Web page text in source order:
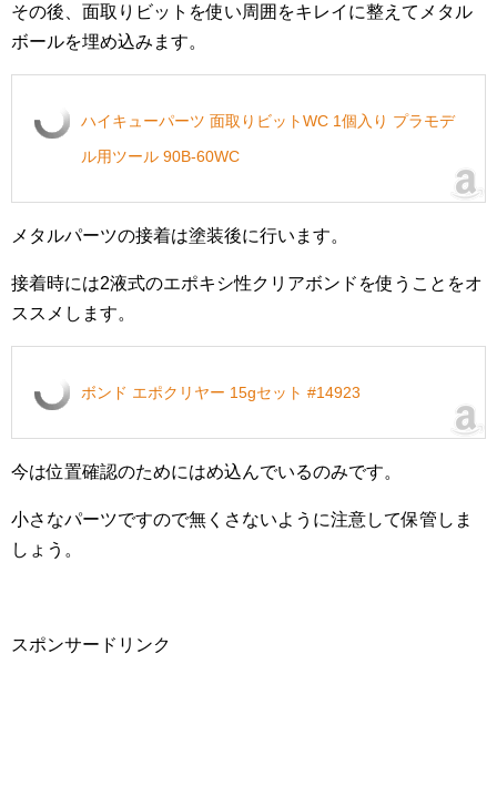
その後、面取りビットを使い周囲をキレイに整えてメタル
ボールを埋め込みます。
ハイキューパーツ 面取りビットWC 1個入り プラモデ
ル用ツール 90B-60WC
メタルパーツの接着は塗装後に行います。
接着時には2液式のエポキシ性クリアボンドを使うことをオ
ススメします。
ボンド エポクリヤー 15gセット #14923
今は位置確認のためにはめ込んでいるのみです。
小さなパーツですので無くさないように注意して保管しま
しょう。
スポンサードリンク